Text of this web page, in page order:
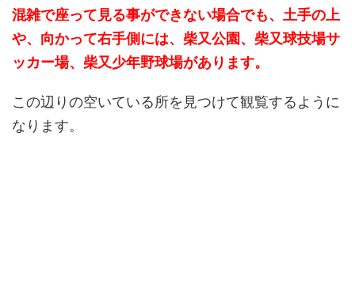
混雑で座って見る事ができない場合でも、土手の上
や、向かって右手側には、柴又公園、柴又球技場サ
ッカー場、柴又少年野球場があります。
この辺りの空いている所を見つけて観覧するように
なります。